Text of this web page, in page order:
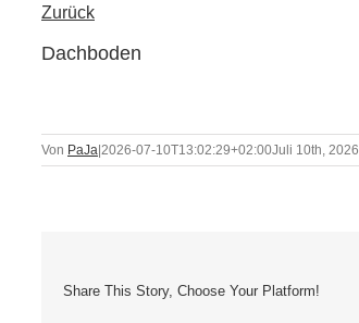
Zurück
Dachboden
Von PaJa 2026-07-10T13:02:29+02:00Juli 10th, 2026
Share This Story, Choose Your Platform!